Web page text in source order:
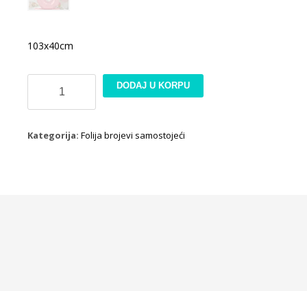
103x40cm
roze
količina
DODAJ U KORPU
Kategorija: Folija brojevi samostojeći